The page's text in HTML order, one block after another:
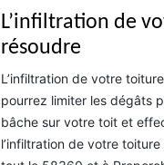
L’infiltration de
résoudre
L’infiltration de votre
pourrez limiter les dégâts
bâche sur votre toit et
l’infiltration de votre